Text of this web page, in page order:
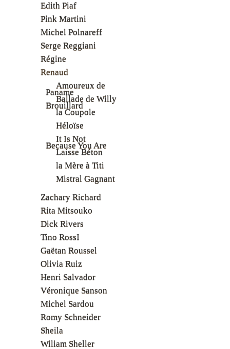
Edith Piaf
Pink Martini
Michel Polnareff
Serge Reggiani
Régine
Renaud
Amoureux de
Paname
Ballade de Willy
Brouillard
la Coupole
Héloïse
It Is Not
Because You Are
Laisse Béton
la Mère à Titi
Mistral Gagnant
Zachary Richard
Rita Mitsouko
Dick Rivers
Tino RossI
Gaëtan Roussel
Olivia Ruiz
Henri Salvador
Véronique Sanson
Michel Sardou
Romy Schneider
Sheila
Wiliam Sheller